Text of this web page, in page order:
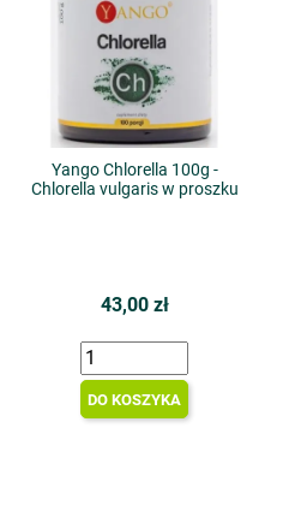
Yango Chlorella 100g -
Chlorella vulgaris w proszku
43,00 zł
DO KOSZYKA